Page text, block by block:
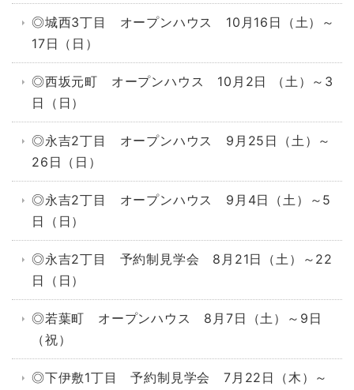
◎城西3丁目 オープンハウス 10月16日（土）～
17日（日）
◎西坂元町 オープンハウス 10月2日 （土）～3
日（日）
◎永吉2丁目 オープンハウス 9月25日（土）～
26日（日）
◎永吉2丁目 オープンハウス 9月4日（土）～5
日（日）
◎永吉2丁目 予約制見学会 8月21日（土）～22
日（日）
◎若葉町 オープンハウス 8月7日（土）～9日
（祝）
◎下伊敷1丁目 予約制見学会 7月22日（木）～